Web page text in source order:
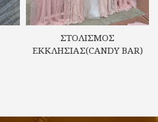
ΣΤΟΛΙΣΜΟΣ
ΕΚΚΛΗΣΙΑΣ(CANDY BAR)